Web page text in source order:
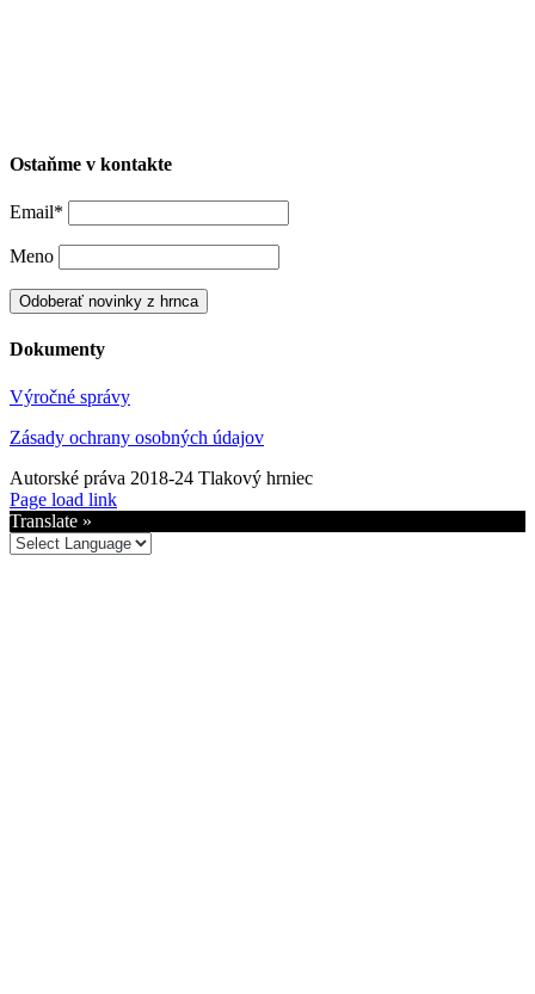
Ostaňme v kontakte
Email*
Meno
Dokumenty
Výročné správy
Zásady ochrany osobných údajov
Autorské práva 2018-24 Tlakový hrniec
Facebook
YouTube
Spotify
Page load link
Translate »